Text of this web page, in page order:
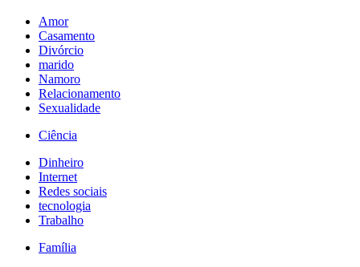
Amor
Casamento
Divórcio
marido
Namoro
Relacionamento
Sexualidade
Ciência
Dinheiro
Internet
Redes sociais
tecnologia
Trabalho
Família